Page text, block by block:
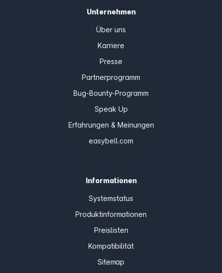
Unternehmen
Über uns
Karriere
Presse
Partnerprogramm
Bug-Bounty-Programm
Speak Up
Erfahrungen & Meinungen
easybell.com
Informationen
Systemstatus
Produktinformationen
Preislisten
Kompatibilität
Sitemap